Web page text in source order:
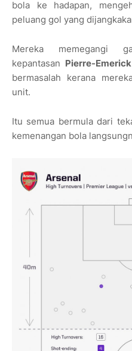
bola ke hadapan,
peluang gol yang
Mereka memegangi
kepantasan Pierre-
bermasalah kerana
unit.
Itu semua bermula dari
kemenangan bola